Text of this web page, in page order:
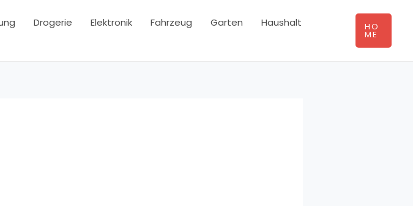
Drogerie Elektronik Fahrzeug Garten
Haushalt
HO
ME